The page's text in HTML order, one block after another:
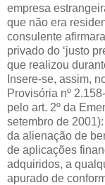
empresa
que não era
consulente
privado do ‘justo
que realizou
Insere-se, assim,
Provisória nº
pelo art. 2º da
setembro de
da alienação de
de aplicações
adquiridos, a
apurado de